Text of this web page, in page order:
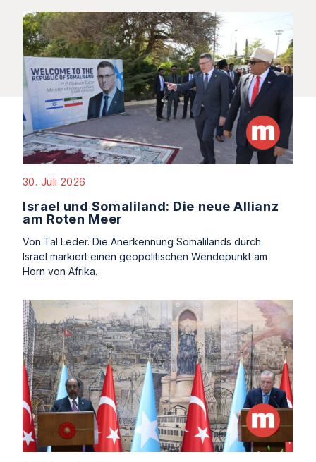
30. Juli 2026
Israel und Somaliland: Die neue Allianz
am Roten Meer
Von Tal Leder. Die Anerkennung Somalilands durch
Israel markiert einen geopolitischen Wendepunkt am
Horn von Afrika.